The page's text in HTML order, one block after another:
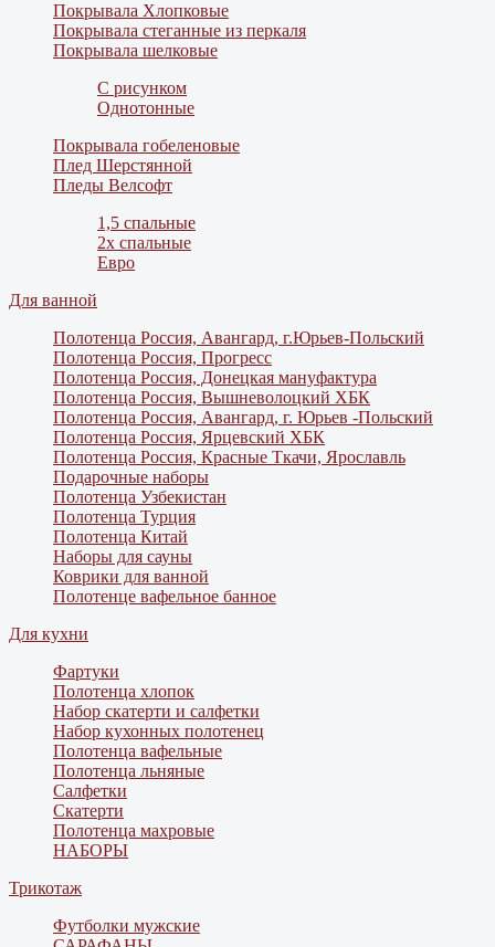
Покрывала Хлопковые
Покрывала стеганные из перкаля
Покрывала шелковые
С рисунком
Однотонные
Покрывала гобеленовые
Плед Шерстянной
Пледы Велсофт
1,5 спальные
2х спальные
Евро
Для ванной
Полотенца Россия, Авангард, г.Юрьев-Польский
Полотенца Россия, Прогресс
Полотенца Россия, Донецкая мануфактура
Полотенца Россия, Вышневолоцкий ХБК
Полотенца Россия, Авангард, г. Юрьев -Польский
Полотенца Россия, Ярцевский ХБК
Полотенца Россия, Красные Ткачи, Ярославль
Подарочные наборы
Полотенца Узбекистан
Полотенца Турция
Полотенца Китай
Наборы для сауны
Коврики для ванной
Полотенце вафельное банное
Для кухни
Фартуки
Полотенца хлопок
Набор скатерти и салфетки
Набор кухонных полотенец
Полотенца вафельные
Полотенца льняные
Салфетки
Скатерти
Полотенца махровые
НАБОРЫ
Трикотаж
Футболки мужские